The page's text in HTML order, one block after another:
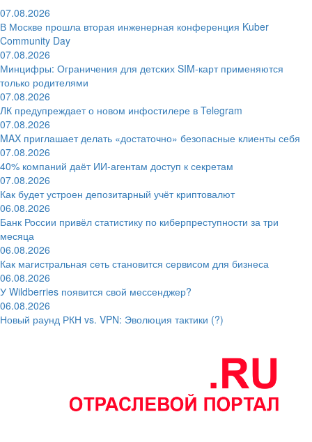
07.08.2026
В Москве прошла вторая инженерная конференция Kuber
Community Day
07.08.2026
Минцифры: Ограничения для детских SIM-карт применяются
только родителями
07.08.2026
ЛК предупреждает о новом инфостилере в Telegram
07.08.2026
MAX приглашает делать «достаточно» безопасные клиенты себя
07.08.2026
40% компаний даёт ИИ‑агентам доступ к секретам
07.08.2026
Как будет устроен депозитарный учёт криптовалют
06.08.2026
Банк России привёл статистику по киберпреступности за три
месяца
06.08.2026
Как магистральная сеть становится сервисом для бизнеса
06.08.2026
У Wildberries появится свой мессенджер?
06.08.2026
Новый раунд РКН vs. VPN: Эволюция тактики (?)